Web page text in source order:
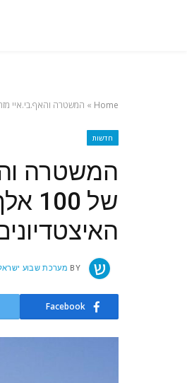
Home
» המשטרה והאף.בי.איי מזהירים לקראת
חדשות
המשטרה
של
BY מערכת שבוע
Facebook